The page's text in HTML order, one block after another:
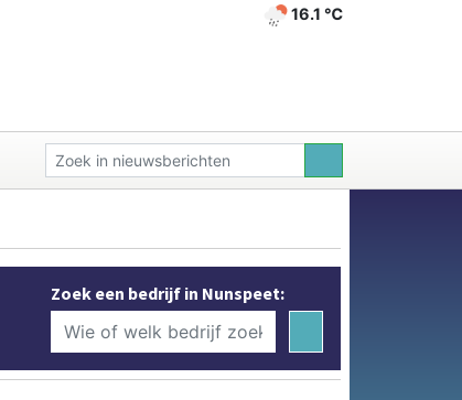
16.1 ℃
Zoek een bedrijf in Nunspeet: